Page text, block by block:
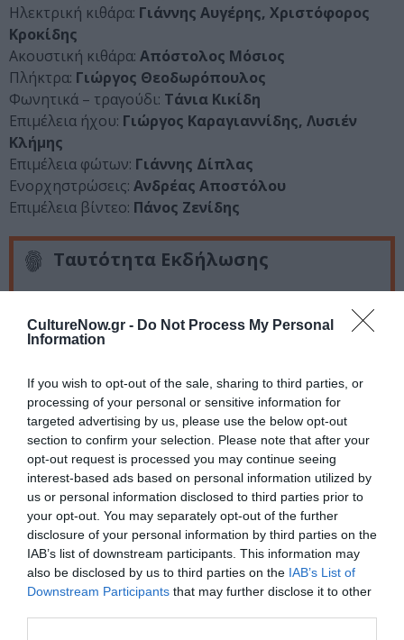
CultureNow.gr - Do Not Process My Personal
Information
If you wish to opt-out of the sale, sharing to third parties, or
processing of your personal or sensitive information for
targeted advertising by us, please use the below opt-out
section to confirm your selection. Please note that after your
opt-out request is processed you may continue seeing
interest-based ads based on personal information utilized by
us or personal information disclosed to third parties prior to
your opt-out. You may separately opt-out of the further
disclosure of your personal information by third parties on the
IAB’s list of downstream participants. This information may
also be disclosed by us to third parties on the IAB’s List of
Downstream Participants that may further disclose it to other
Ηλεκτρική κιθάρα: Γιάννης Αυγέρης, Χριστόφορος
Κροκίδης
Ακουστική κιθάρα: Απόστολος Μόσιος
Πλήκτρα: Γιώργος Θεοδωρόπουλος
Φωνητικά – τραγούδι: Τάνια Κικίδη
Επιμέλεια ήχου: Γιώργος Καραγιαννίδης, Λυσιέν
Κλήμης
Επιμέλεια φώτων: Γιάννης Δίπλας
Ενορχηστρώσεις: Ανδρέας Αποστόλου
Επιμέλεια βίντεο: Πάνος Ζενίδης
Ταυτότητα Εκδήλωσης
14/06/2023
Τοποθεσία:
Παναθηναϊκό Στάδιο (Καλλιμάρμαρο), Αθήνα
Καλλιμάρμαρο Παναθηναϊκό Στάδιο
Eισιτήρια:
Προπώληση: Προσφορά ως την Κυριακή 30 Απριλίου: Α
ΖΩΝΗ Αρένα όρθιων, Α ΖΩΝΗ Κερκίδα: 12€ | Β ΖΩΝΗ
Αρένα όρθιων, Β ΖΩΝΗ Κερκίδα: 9€ || Από 1 Μαΐου
ως 14 Ιουνίου: Α ΖΩΝΗ, Αρένα όρθιων, Α ΖΩΝΗ
Κερκίδα: 15€ | Β ΖΩΝΗ, Αρένα όρθιων, Β ΖΩΝΗ